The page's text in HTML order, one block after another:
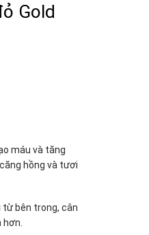
Gold
máu và tăng
hồng và tươi
từ bên trong, cân